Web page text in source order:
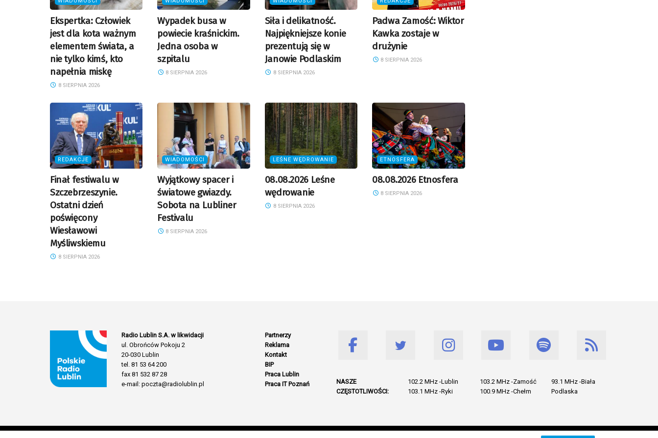
Ekspertka: Człowiek
jest dla kota ważnym
elementem świata, a
nie tylko kimś, kto
napełnia miskę
8 SIERPNIA 2026
Wypadek busa w
powiecie kraśnickim.
Jedna osoba w
szpitalu
8 SIERPNIA 2026
Siła i delikatność.
Najpiękniejsze konie
prezentują się w
Janowie Podlaskim
8 SIERPNIA 2026
Padwa Zamość: Wiktor
Kawka zostaje w
drużynie
8 SIERPNIA 2026
REDAKCJE
Finał festiwalu w
Szczebrzeszynie.
Ostatni dzień
poświęcony
Wiesławowi
Myśliwskiemu
8 SIERPNIA 2026
WIADOMOŚCI
Wyjątkowy spacer i
światowe gwiazdy.
Sobota na Lubliner
Festivalu
8 SIERPNIA 2026
LEŚNE WĘDROWANIE
08.08.2026 Leśne
wędrowanie
8 SIERPNIA 2026
ETNOSFERA
08.08.2026 Etnosfera
8 SIERPNIA 2026
Radio Lublin S.A. w likwidacji
ul. Obrońców Pokoju 2
20-030 Lublin
tel. 81 53 64 200
fax 81 532 87 28
e-mail: poczta@radiolublin.pl
Partnerzy
Reklama
Kontakt
BIP
Praca Lublin
Praca IT Poznań
NASZE
CZĘSTOTLIWOŚCI:
102.2 MHz -Lublin
103.1 MHz -Ryki
103.2 MHz -Zamość
100.9 MHz -Chełm
93.1 MHz -Biała
Podlaska